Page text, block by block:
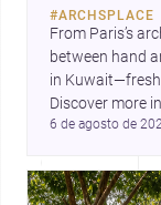
contemporânea.
#ARCHSPLACE
From Paris’s
between hand
in
Discover more
6 de agosto de